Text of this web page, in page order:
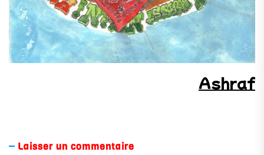
Ashraf
Laisser un commentaire